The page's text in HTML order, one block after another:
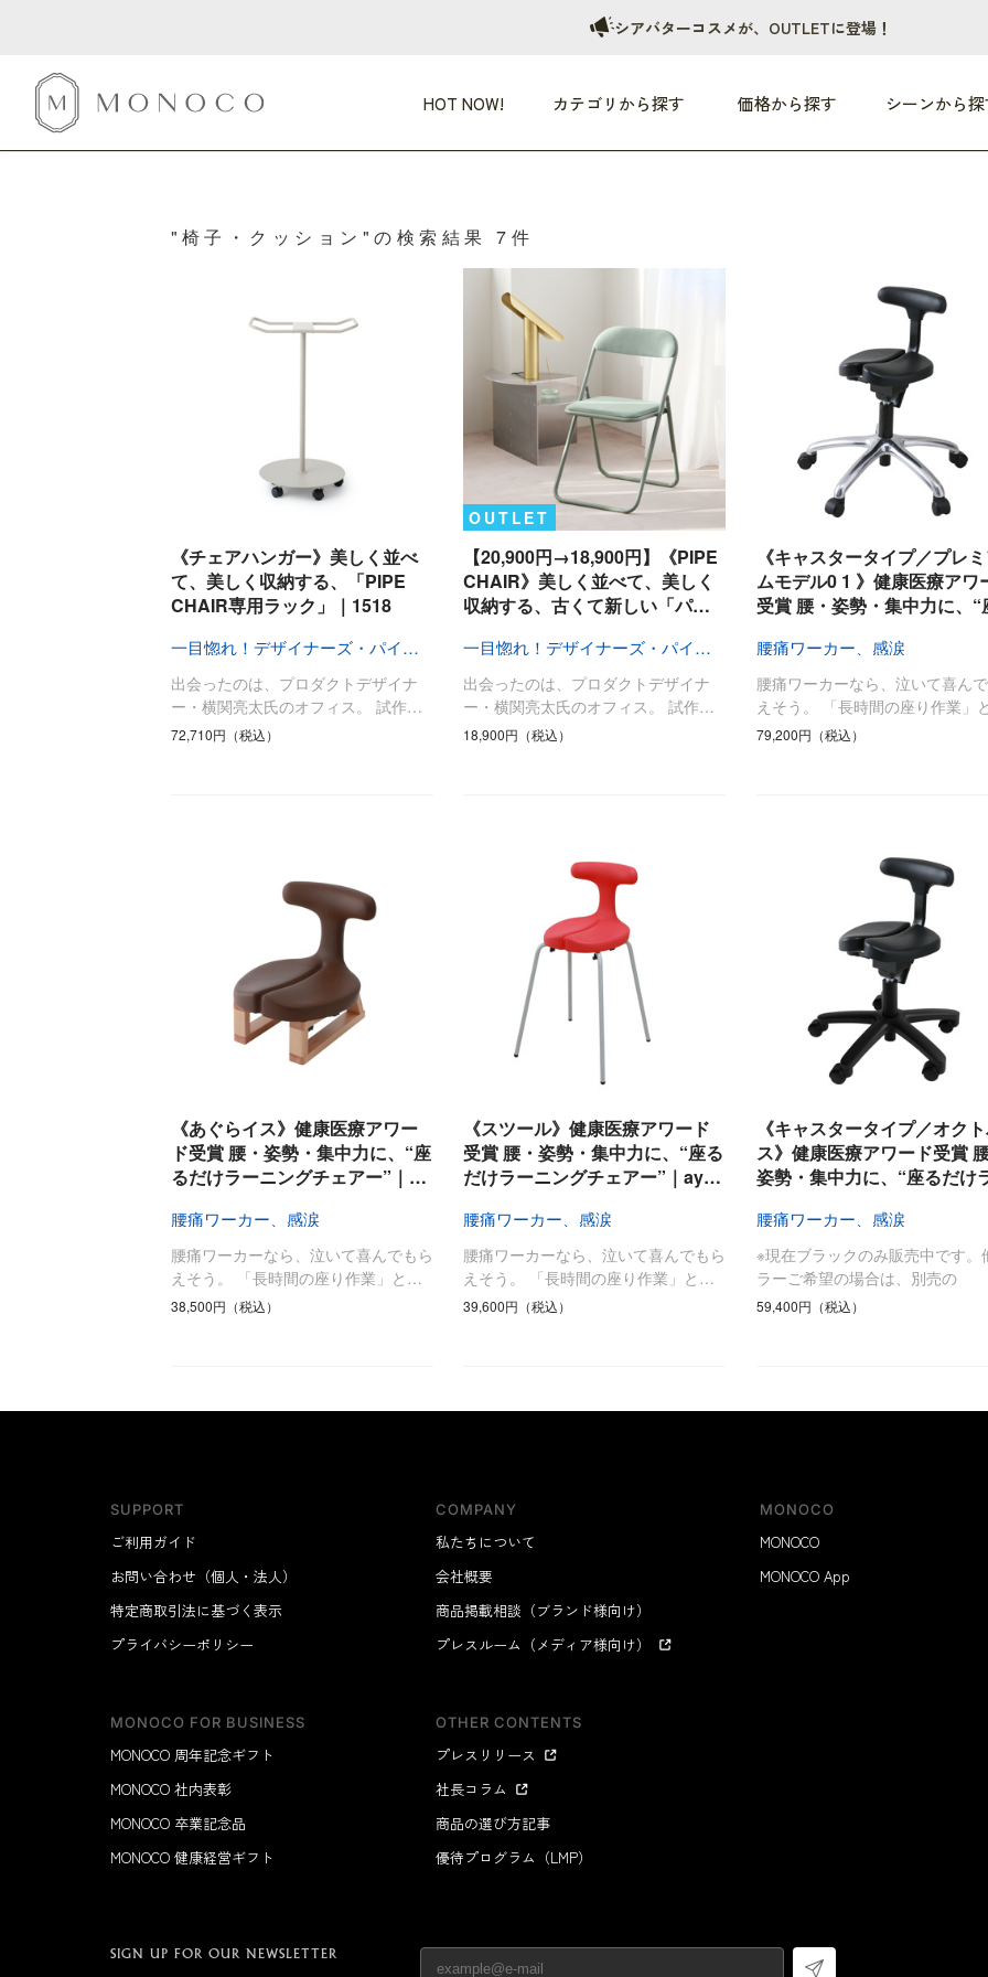
HOT NOW!
HOT NOW!
新商品
今週のTOP10
すべての商品 (新着順)
おまとめ割引
アウトレット
ひんやり今治タオル、生き返る〜
カテゴリから探す
CATEGORY インテリア
インテリア／その他
キッチン家電
美容・健康家電
オーディオ家電
靴・靴下
レイングッズ
ファッション／小物
キッチン
すべて
調理家電
調理器具
キッチン雑貨
日用品
すべて
掃除・洗濯
タオル
水筒
日用品／その他
健康・美容
すべて
肌・髪ケア
バスグッズ
ひんやりグッズ
健康グッズ
オーラルケア
価格から探す
1,000円未満 1,000円 - 3,000円
シーンから探
SCENE GIFTS
会話が弾む
HEALTHY
朝までぐっすり
本気で休む
いつも清潔
じぶんメンテナンス
おうちエクササイズ
食いしん坊クラブ
"椅子・クッション"の検索結果 7件
《チェアハンガー》美しく並べ
て、美しく収納する、「PIPE
CHAIR専用ラック」｜1518
一目惚れ！デザイナーズ・パイプ椅子
出会ったのは、プロダクトデザイナ
ー・横関亮太氏のオフィス。 試作…
72,710円（税込）
OUTLET
【20,900円→18,900円】《PIPE
CHAIR》美しく並べて、美しく
収納する、古くて新しい「パ…
一目惚れ！デザイナーズ・パイプ椅子
出会ったのは、プロダクトデザイナ
ー・横関亮太氏のオフィス。 試作…
18,900円（税込）
《キャスタータイプ／プレ
ムモデル0 1 》健康医療アワ
受賞 腰・姿勢・集中力に、
腰痛ワーカー、感涙
腰痛ワーカーなら、泣いて喜ん
えそう。 「長時間の座り作業」
79,200円（税込）
《あぐらイス》健康医療アワー
ド受賞 腰・姿勢・集中力に、“座
るだけラーニングチェアー”｜…
腰痛ワーカー、感涙
腰痛ワーカーなら、泣いて喜んでもら
えそう。 「長時間の座り作業」と…
38,500円（税込）
《スツール》健康医療アワード
受賞 腰・姿勢・集中力に、“座る
だけラーニングチェアー”｜ay…
腰痛ワーカー、感涙
腰痛ワーカーなら、泣いて喜んでもら
えそう。 「長時間の座り作業」と…
39,600円（税込）
《キャスタータイプ／オク
ス》健康医療アワード受賞
姿勢・集中力に、“座るだけ
腰痛ワーカー、感涙
※現在ブラックのみ販売中です。
ラーご希望の場合は、別売の
59,400円（税込）
シアバターコスメが、OUTLETに登場！
SUPPORT
ご利用ガイド
お問い合わせ（個人・法人）
特定商取引法に基づく表示
プライバシーポリシー
COMPANY
私たちについて
会社概要
商品掲載相談（ブランド様向け）
プレスルーム（メディア様向け）
MONOCO
MONOCO
MONOCO App
MONOCO FOR BUSINESS
MONOCO 周年記念ギフト
MONOCO 社内表彰
MONOCO 卒業記念品
MONOCO 健康経営ギフト
OTHER CONTENTS
プレスリリース
社長コラム
商品の選び方記事
優待プログラム（LMP）
SIGN UP FOR OUR NEWSLETTER